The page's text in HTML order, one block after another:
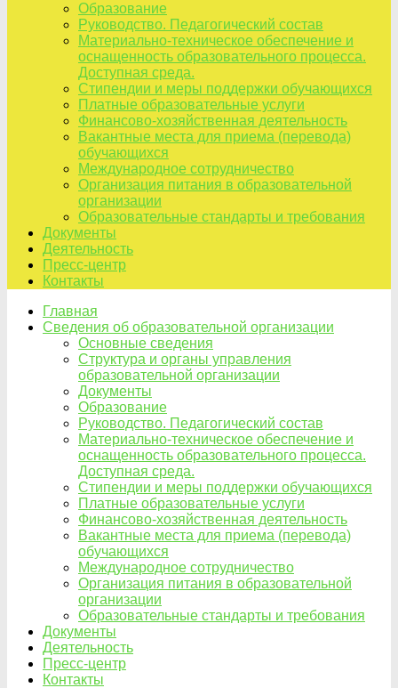
Образование
Руководство. Педагогический состав
Материально-техническое обеспечение и
оснащенность образовательного процесса.
Доступная среда.
Стипендии и меры поддержки обучающихся
Платные образовательные услуги
Финансово-хозяйственная деятельность
Вакантные места для приема (перевода)
обучающихся
Международное сотрудничество
Организация питания в образовательной
организации
Образовательные стандарты и требования
Документы
Деятельность
Пресс-центр
Контакты
Главная
Сведения об образовательной организации
Основные сведения
Структура и органы управления
образовательной организации
Документы
Образование
Руководство. Педагогический состав
Материально-техническое обеспечение и
оснащенность образовательного процесса.
Доступная среда.
Стипендии и меры поддержки обучающихся
Платные образовательные услуги
Финансово-хозяйственная деятельность
Вакантные места для приема (перевода)
обучающихся
Международное сотрудничество
Организация питания в образовательной
организации
Образовательные стандарты и требования
Документы
Деятельность
Пресс-центр
Контакты